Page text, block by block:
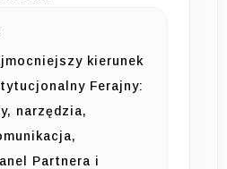
kierunek
Ferajny:
narzędzia,
Partnera i